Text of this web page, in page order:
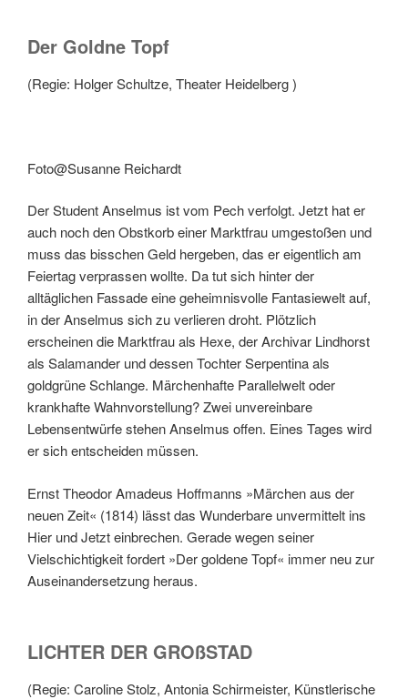
Der Goldne Topf
(Regie: Holger Schultze, Theater Heidelberg )
Foto@Susanne Reichardt
Der Student Anselmus ist vom Pech verfolgt. Jetzt hat er
auch noch den Obstkorb einer Marktfrau umgestoßen und
muss das bisschen Geld hergeben, das er eigentlich am
Feiertag verprassen wollte. Da tut sich hinter der
alltäglichen Fassade eine geheimnisvolle Fantasiewelt auf,
in der Anselmus sich zu verlieren droht. Plötzlich
erscheinen die Marktfrau als Hexe, der Archivar Lindhorst
als Salamander und dessen Tochter Serpentina als
goldgrüne Schlange. Märchenhafte Parallelwelt oder
krankhafte Wahnvorstellung? Zwei unvereinbare
Lebensentwürfe stehen Anselmus offen. Eines Tages wird
er sich entscheiden müssen.
Ernst Theodor Amadeus Hoffmanns »Märchen aus der
neuen Zeit« (1814) lässt das Wunderbare unvermittelt ins
Hier und Jetzt einbrechen. Gerade wegen seiner
Vielschichtigkeit fordert »Der goldene Topf« immer neu zur
Auseinandersetzung heraus.
LICHTER DER GROßSTAD
(Regie: Caroline Stolz, Antonia Schirmeister, Künstlerische